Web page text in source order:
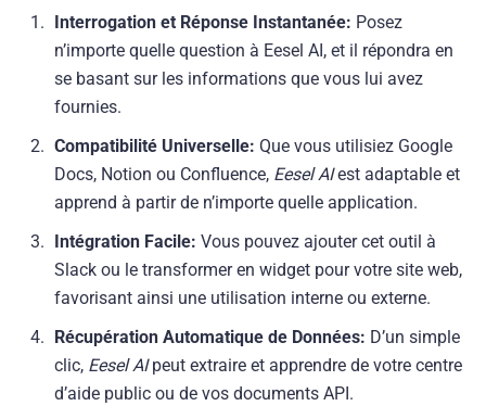
Interrogation et Réponse Instantanée: Posez
n’importe quelle question à Eesel AI, et il répondra en
se basant sur les informations que vous lui avez
fournies.
Compatibilité Universelle: Que vous utilisiez Google
Docs, Notion ou Confluence, Eesel AIest adaptable et
apprend à partir de n’importe quelle application.
Intégration Facile: Vous pouvez ajouter cet outil à
Slack ou le transformer en widget pour votre site web,
favorisant ainsi une utilisation interne ou externe.
Récupération Automatique de Données: D’un simple
clic, Eesel AIpeut extraire et apprendre de votre centre
d’aide public ou de vos documents API.